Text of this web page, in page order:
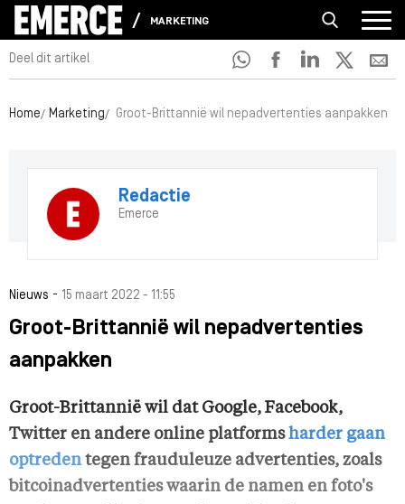
MARKETING
Deel dit artikel
Home Marketing Groot-Brittannië wil nepadvertenties aanpakken
Redactie
Emerce
Nieuws - 15 maart 2022 - 11:55
Groot-Brittannië wil nepadvertenties
aanpakken
Groot-Brittannië wil dat Google, Facebook,
Twitter en andere online platformsharder gaan
optredentegen frauduleuze advertenties, zoals
bitcoinadvertenties waarin de namen en foto's